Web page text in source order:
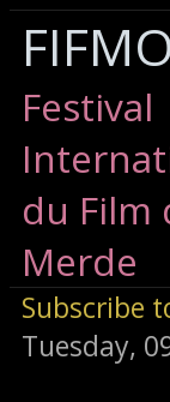
Festival
du Film
Merde
Subscribe
Tuesday,